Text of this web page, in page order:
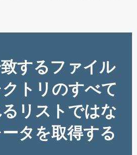
するファイル
トリのすべて
リストではな
タを取得する